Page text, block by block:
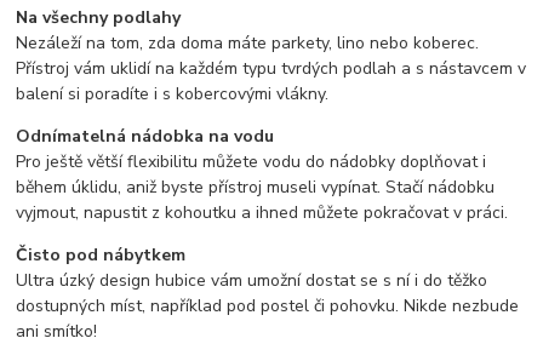
Na všechny podlahy
Nezáleží na tom, zda doma máte parkety, lino nebo koberec.
Přístroj vám uklidí na každém typu tvrdých podlah a s nástavcem v
balení si poradíte i s kobercovými vlákny.
Odnímatelná nádobka na vodu
Pro ještě větší flexibilitu můžete vodu do nádobky doplňovat i
během úklidu, aniž byste přístroj museli vypínat. Stačí nádobku
vyjmout, napustit z kohoutku a ihned můžete pokračovat v práci.
Čisto pod nábytkem
Ultra úzký design hubice vám umožní dostat se s ní i do těžko
dostupných míst, například pod postel či pohovku. Nikde nezbude
ani smítko!